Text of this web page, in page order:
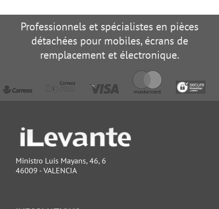
Professionnels et spécialistes en pièces
détachées pour mobiles, écrans de
remplacement et électronique.
Ministro Luis Mayans, 46, 6
46009 - VALENCIA